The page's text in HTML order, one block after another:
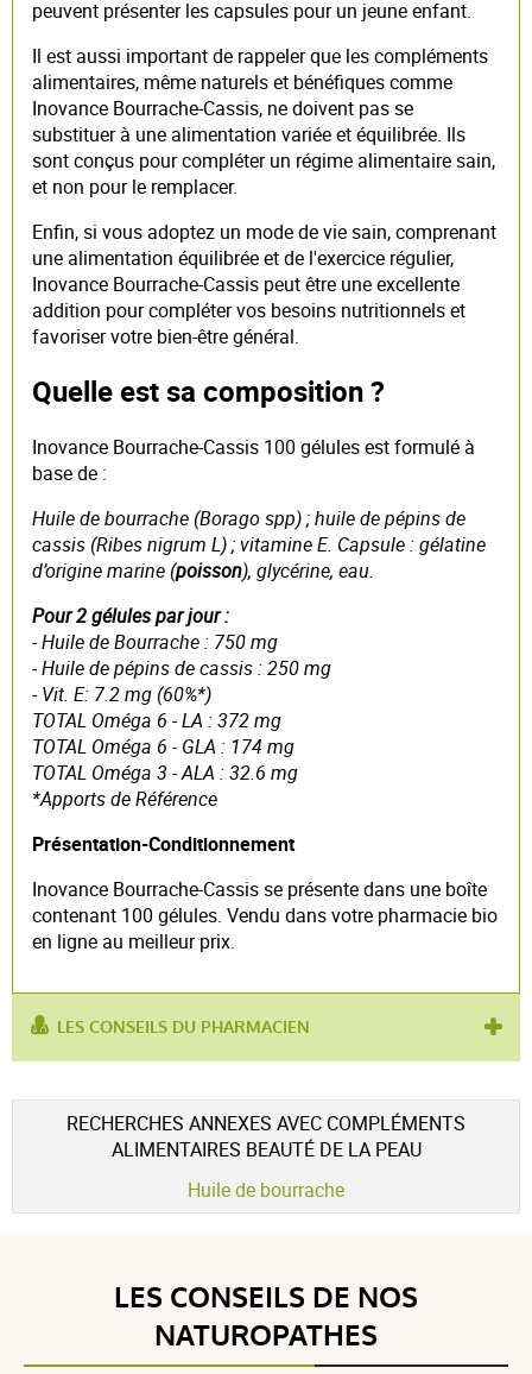
peuvent présenter les capsules pour un jeune enfant.
Il est aussi important de rappeler que les compléments
alimentaires, même naturels et bénéfiques comme
Inovance Bourrache-Cassis, ne doivent pas se
substituer à une alimentation variée et équilibrée. Ils
sont conçus pour compléter un régime alimentaire sain,
et non pour le remplacer.
Enfin, si vous adoptez un mode de vie sain, comprenant
une alimentation équilibrée et de l'exercice régulier,
Inovance Bourrache-Cassis peut être une excellente
addition pour compléter vos besoins nutritionnels et
favoriser votre bien-être général.
Quelle est sa composition ?
Inovance Bourrache-Cassis 100 gélules est formulé à
base de :
Huile de bourrache (Borago spp) ; huile de pépins de
cassis (Ribes nigrum L) ; vitamine E. Capsule : gélatine
d’origine marine (poisson), glycérine, eau.
Pour 2 gélules par jour :
- Huile de Bourrache : 750 mg
- Huile de pépins de cassis : 250 mg
- Vit. E: 7.2 mg (60%*)
TOTAL Oméga 6 - LA : 372 mg
TOTAL Oméga 6 - GLA : 174 mg
TOTAL Oméga 3 - ALA : 32.6 mg
*Apports de Référence
Présentation-Conditionnement
Inovance Bourrache-Cassis se présente dans une boîte
contenant 100 gélules. Vendu dans votre pharmacie bio
en ligne au meilleur prix.
LES CONSEILS DU PHARMACIEN
utilisé pour : épiderme
RECHERCHES ANNEXES AVEC COMPLÉMENTS
ALIMENTAIRES BEAUTÉ DE LA PEAU
Huile de bourrache
LES CONSEILS DE NOS
NATUROPATHES